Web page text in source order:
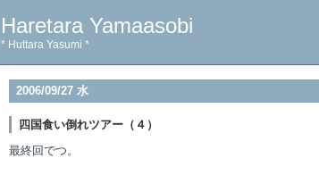
Haretara Yamaasobi
* Huttara Yasumi *
2006/09/27 水
四国食い倒れツアー（４）
最終回でつ。